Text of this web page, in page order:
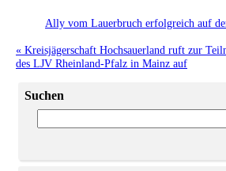
Ally vom Lauerbruch erfolgreich auf
« Kreisjägerschaft Hochsauerland ruft zur
des LJV Rheinland-Pfalz in Mainz auf
Suchen